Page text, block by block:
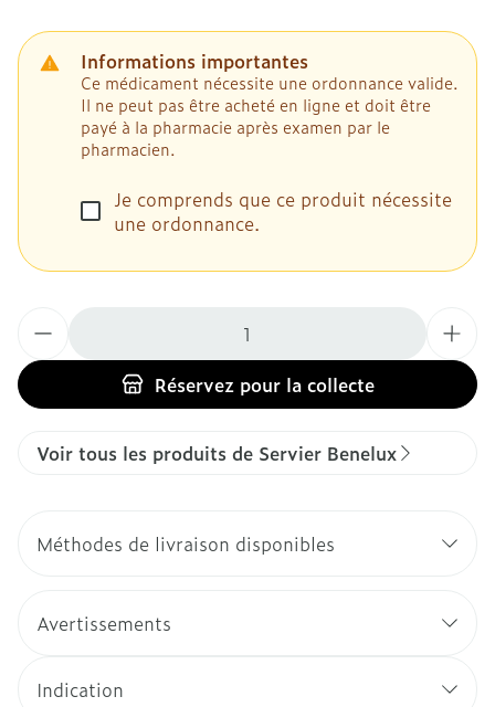
Informations importantes
Ce médicament nécessite une ordonnance valide.
Il ne peut pas être acheté en ligne et doit être
payé à la pharmacie après examen par le
pharmacien.
Je comprends que ce produit nécessite
une ordonnance.
Réservezpour la collecte
Voir tous les produits de Servier Benelux
Méthodes de livraison disponibles
Avertissements
Indication